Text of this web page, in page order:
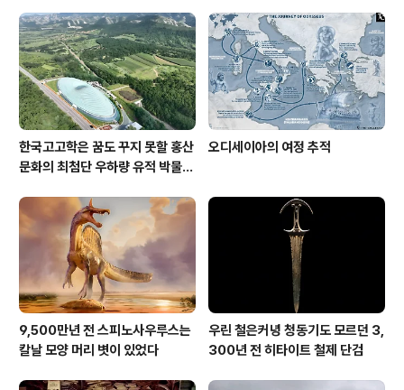
한국고고학은 꿈도 꾸지 못할 홍산
문화의 최첨단 우하량 유적 박물관
오디세이아의 여정 추적
9,500만년 전 스피노사우루스는
칼날 모양 머리 볏이 있었다
우린 철은커녕 청동기도 모르던 3,
300년 전 히타이트 철제 단검